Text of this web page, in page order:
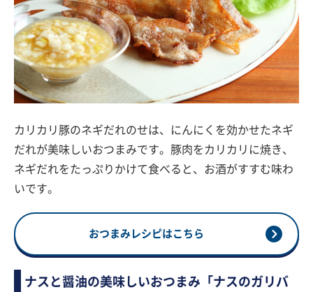
カリカリ豚のネギだれのせは、にんにくを効かせたネギ
だれが美味しいおつまみです。豚肉をカリカリに焼き、
ネギだれをたっぷりかけて食べると、お酒がすすむ味わ
いです。
おつまみレシピはこちら
ナスと醤油の美味しいおつまみ「ナスのガリバ